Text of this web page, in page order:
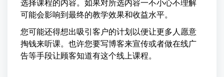
选择课程的内容。如果对所选内容一不小心不理解
可能会影响到最终的教学效果和收益水平。
您可能还得想出吸引客户的计划以便让更多人愿意
掏钱来听课。也许您要写博客来宣传或者做在线广
告等手段让顾客知道有这个线上课程。